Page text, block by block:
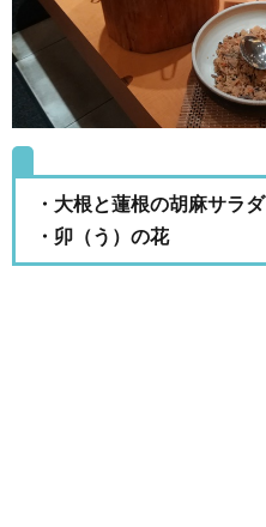
・大根と蓮根の胡麻サラダ
・卯（う）の花